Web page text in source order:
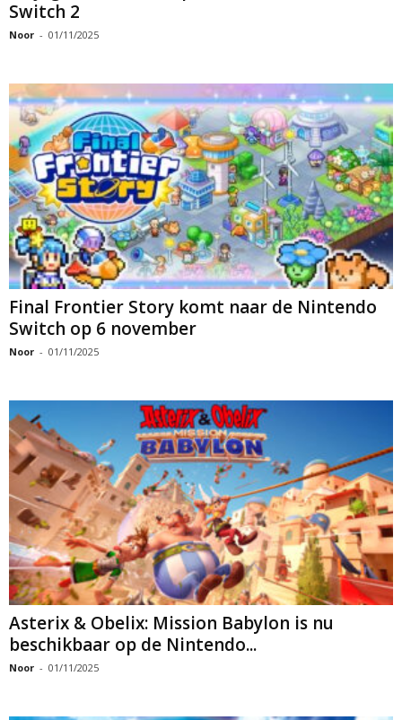
Switch 2
Noor - 01/11/2025
Final Frontier Story komt naar de Nintendo
Switch op 6 november
Noor - 01/11/2025
Asterix & Obelix: Mission Babylon is nu
beschikbaar op de Nintendo...
Noor - 01/11/2025